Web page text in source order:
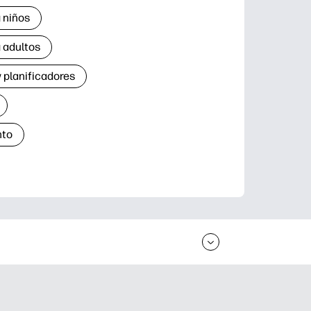
niños
adultos
planificadores